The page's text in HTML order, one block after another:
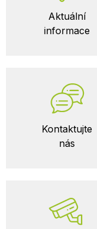
odkazy
Aktuální
informace
Kontaktujte
nás